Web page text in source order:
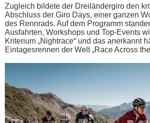
Zugleich bildete der Dreiländergiro den
Abschluss der Giro Days, einer ganzen
des Rennrads. Auf dem Programm
Ausfahrten, Workshops und Top-Events
Kriterium „Nightrace“ und das anerkannt
Eintagesrennen der Welt „Race Across